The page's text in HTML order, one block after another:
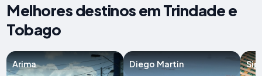
Melhores destinos em Trindade e
Tobago
Arima Diego Martin